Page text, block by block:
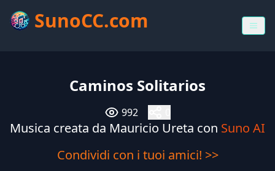
SunoCC.com
Caminos Solitarios
992
Musica creata da Mauricio Ureta con Suno AI
Condividi con i tuoi amici! >>